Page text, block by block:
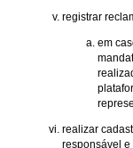
registrar
em
realizar
responsável e